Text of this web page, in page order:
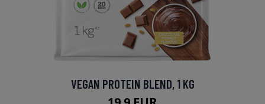
VEGAN PROTEIN BLEND, 1 KG